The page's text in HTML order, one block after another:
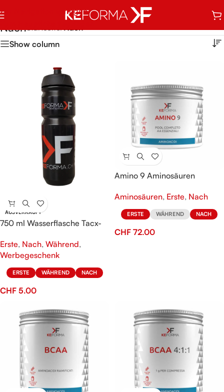
Zur Navigation springen
Nach
Show column
AUSVERKAUFT
750 ml Wasserflasche Tacx-
Erste, Nach, Während,
Werbegeschenk
ERSTE WÄHREND NACH
CHF 5.00
Amino 9 Aminosäuren
Aminosäuren, Erste, Nach
ERSTE WÄHREND NACH
CHF 72.00